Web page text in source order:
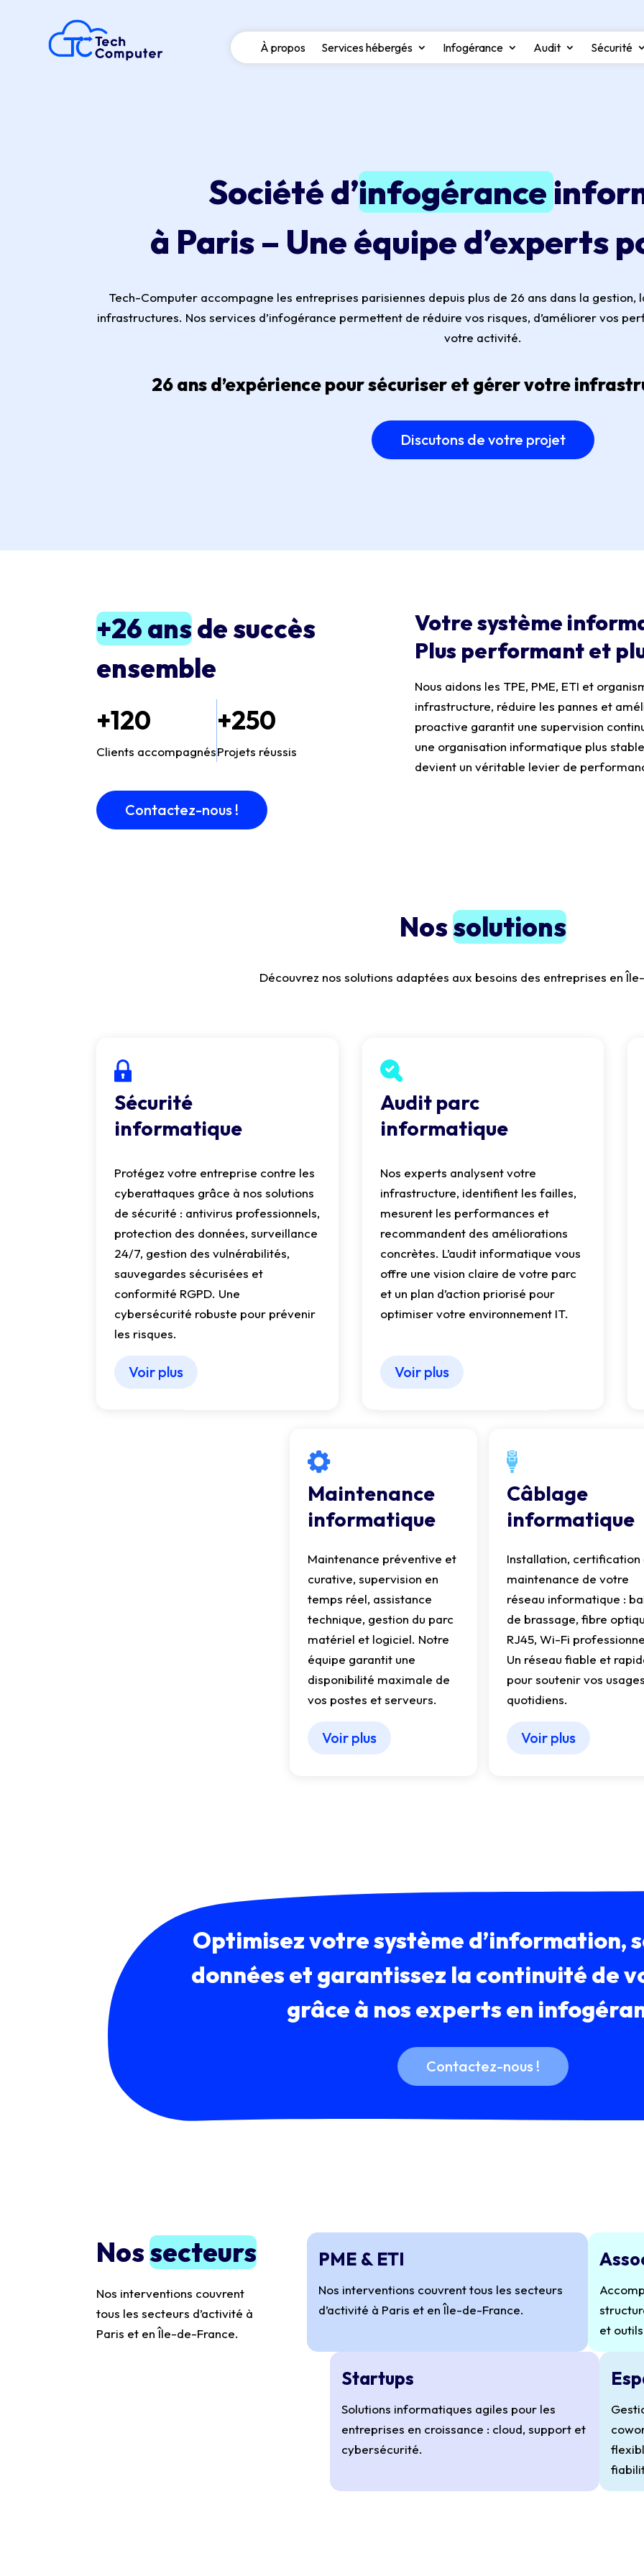
À propos Services hébergés Infogérance Audit Sécurité
Société d’infogérance
à Paris – Une équipe d’experts
Tech-Computer accompagne les entreprises parisiennes depuis plus de 26 ans dans la gestion,
infrastructures. Nos services d’infogérance permettent de réduire vos risques, d’améliorer vos
votre activité.
26 ans d’expérience pour sécuriser et gérer votre
Discutons de votre projet
+26 ansde succès
ensemble
+120
Clients accompagnés
+250
Projets réussis
Contactez-nous !
Votre système
Plus performant et
Nous aidons les TPE, PME, ETI et
infrastructure, réduire les pannes et
proactive garantit une supervision
une organisation informatique plus
devient un véritable levier de
Nossolutions
Découvrez nos solutions adaptées aux besoins des entreprises en
Sécurité
informatique
Protégez votre entreprise contre les
cyberattaques grâce à nos solutions
de sécurité : antivirus professionnels,
protection des données, surveillance
24/7, gestion des vulnérabilités,
sauvegardes sécurisées et
conformité RGPD. Une
cybersécurité robuste pour prévenir
les risques.
Voir plus
Audit parc
informatique
Nos experts analysent votre
infrastructure, identifient les failles,
mesurent les performances et
recommandent des améliorations
concrètes. L’audit informatique vous
offre une vision claire de votre parc
et un plan d’action priorisé pour
optimiser votre environnement IT.
Voir plus
Maintenance
informatique
Maintenance préventive et
curative, supervision en
temps réel, assistance
technique, gestion du parc
matériel et logiciel. Notre
équipe garantit une
disponibilité maximale de
vos postes et serveurs.
Voir plus
Câblage
informatique
Installation, certification
maintenance de votre
réseau informatique :
de brassage, fibre
RJ45, Wi-Fi
Un réseau fiable et
pour soutenir vos usages
quotidiens.
Voir plus
Optimisez votre système d’information,
données et garantissez la continuité de
grâce à nos experts en
Contactez-nous !
Nossecteurs
Nos interventions couvrent
tous les secteurs d’activité à
Paris et en Île-de-France.
PME & ETI
Nos interventions couvrent tous les secteurs
d’activité à Paris et en Île-de-France.
et
Startups
Solutions informatiques agiles pour les
entreprises en croissance : cloud, support et
cybersécurité.